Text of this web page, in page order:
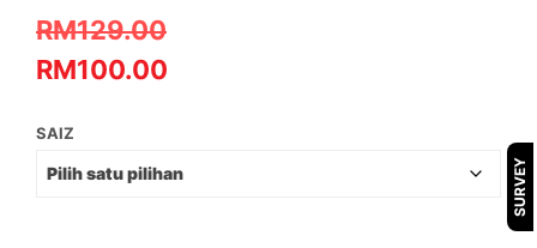
RM129.00
RM100.00
SAIZ
SURVEY